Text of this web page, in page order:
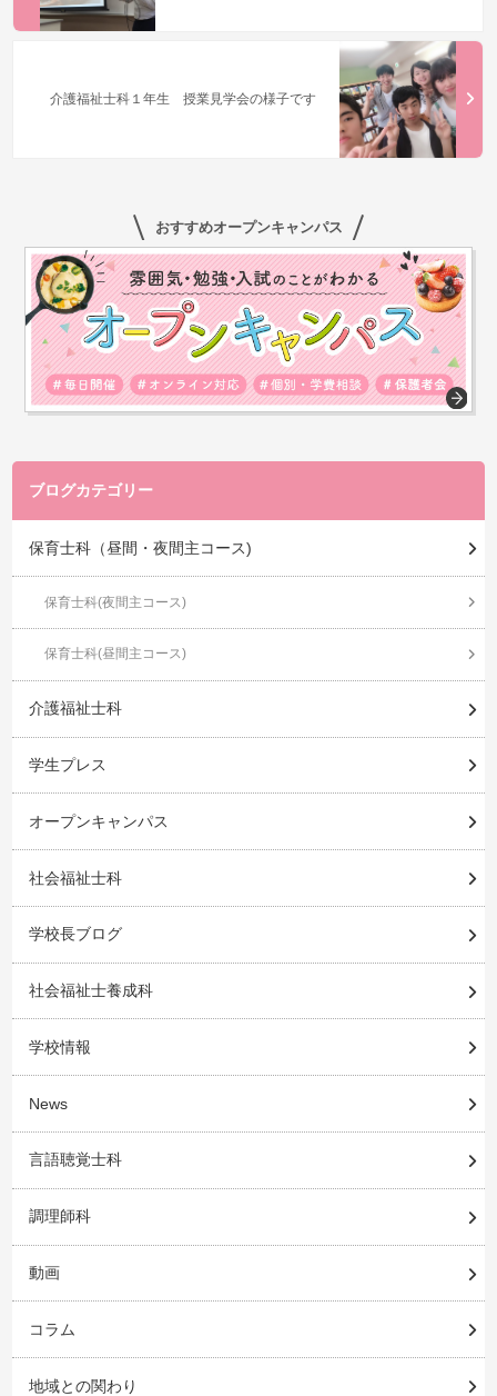
介護福祉士科１年生 授業見学会の様子です
おすすめオープンキャンパス
ブログカテゴリー
保育士科（昼間・夜間主コース)
保育士科(夜間主コース)
保育士科(昼間主コース)
介護福祉士科
学生プレス
オープンキャンパス
社会福祉士科
学校長ブログ
社会福祉士養成科
学校情報
News
言語聴覚士科
調理師科
動画
コラム
地域との関わり